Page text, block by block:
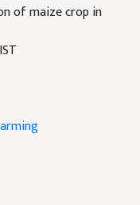
of maize crop in